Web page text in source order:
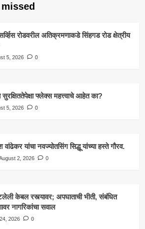
रोडवरील अतिक्रमणाकडे सिंहगड रोड क्षेत्रीय
5, 2026 0
सुरक्षिततेपेक्षा फ्लेक्स महत्त्वाचे आहेत का?
5, 2026 0
यांचा नवज्योतसिंग सिद्धू यांच्या हस्ते गौरव.
2, 2026 0
केबल रस्त्यावर; अपघाताची भीती, संबंधित
नागरिकांचा सवाल
2026 0